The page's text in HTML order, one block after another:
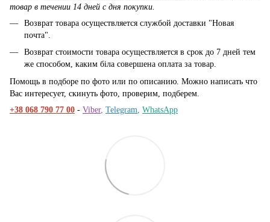
товар в течении 14 дней с дня покупки.
Возврат товара осуществляется службой доставки "Новая
почта".
Возврат стоимости товара осуществляется в срок до 7 дней тем
же способом, каким біла совершена оплата за товар.
Помощь в подборе по фото или по описанию. Можно написать что
Вас интересует, скинуть фото, проверим, подберем.
+38 068 790 77 00 - Viber, Telegram WhatsApp